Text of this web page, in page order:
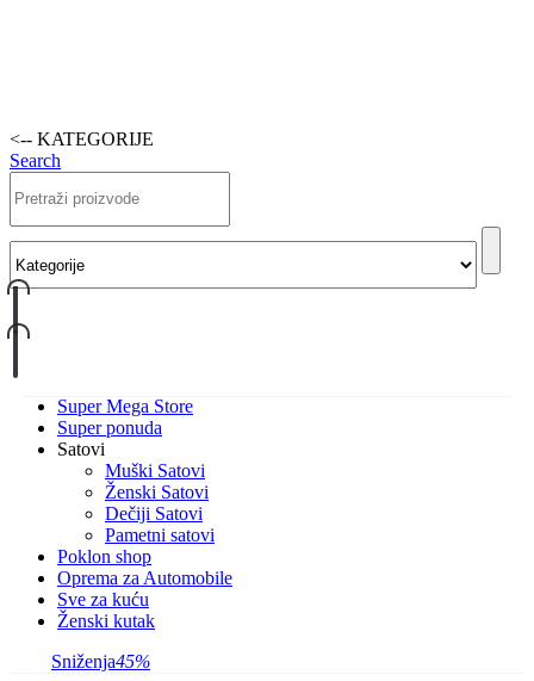
<-- KATEGORIJE
Search
Super Mega Store
Super ponuda
Satovi
Muški Satovi
Ženski Satovi
Dečiji Satovi
Pametni satovi
Poklon shop
Oprema za Automobile
Sve za kuću
Ženski kutak
Sniženja45%